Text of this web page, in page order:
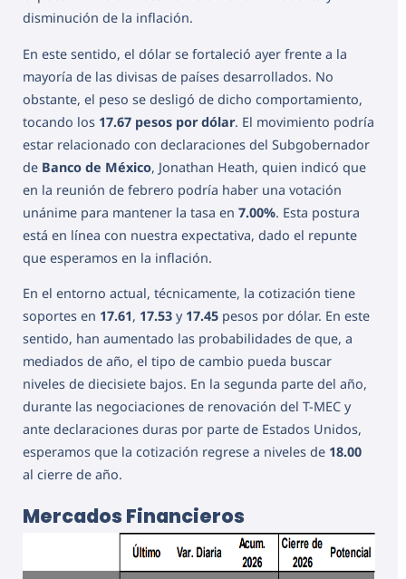
disminución de la inflación.
En este sentido, el dólar se fortaleció ayer frente a la
mayoría de las divisas de países desarrollados. No
obstante, el peso se desligó de dicho comportamiento,
tocando los 17.67 pesos por dólar. El movimiento podría
estar relacionado con declaraciones del Subgobernador
de Banco de México, Jonathan Heath, quien indicó que
en la reunión de febrero podría haber una votación
unánime para mantener la tasa en 7.00%. Esta postura
está en línea con nuestra expectativa, dado el repunte
que esperamos en la inflación.
En el entorno actual, técnicamente, la cotización tiene
soportes en 17.61, 17.53 y 17.45 pesos por dólar. En este
sentido, han aumentado las probabilidades de que, a
mediados de año, el tipo de cambio pueda buscar
niveles de diecisiete bajos. En la segunda parte del año,
durante las negociaciones de renovación del T-MEC y
ante declaraciones duras por parte de Estados Unidos,
esperamos que la cotización regrese a niveles de 18.00
al cierre de año.
Mercados Financieros